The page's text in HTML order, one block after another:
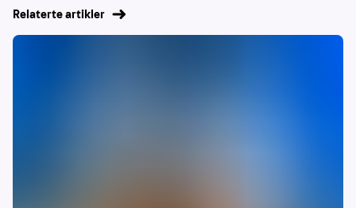
Relaterte artikler